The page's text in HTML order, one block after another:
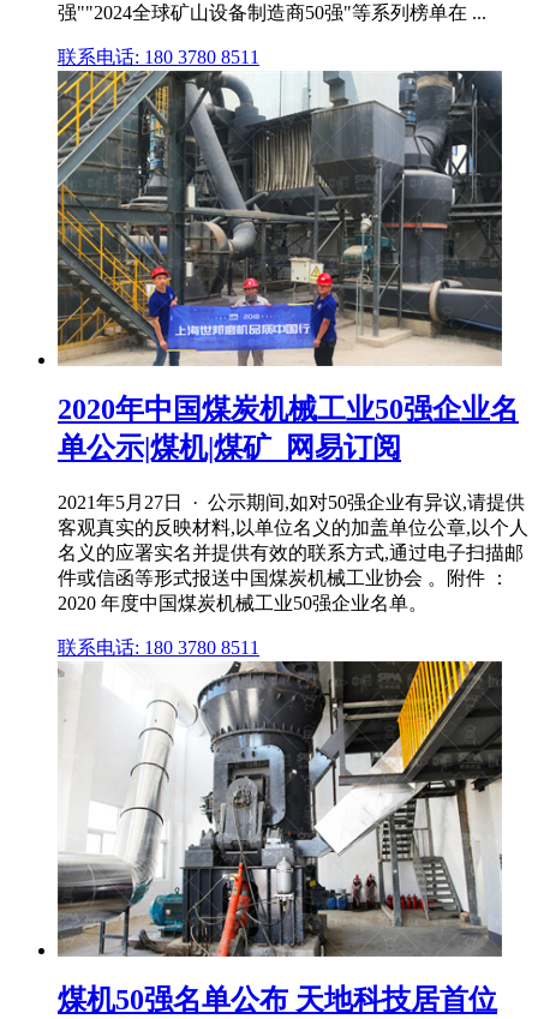
强""2024全球矿山设备制造商50强"等系列榜单在 ...
联系电话: 180 3780 8511
2020年中国煤炭机械工业50强企业名
单公示|煤机|煤矿_网易订阅
2021年5月27日 · 公示期间,如对50强企业有异议,请提供
客观真实的反映材料,以单位名义的加盖单位公章,以个人
名义的应署实名并提供有效的联系方式,通过电子扫描邮
件或信函等形式报送中国煤炭机械工业协会 。附件 ：
2020 年度中国煤炭机械工业50强企业名单。
联系电话: 180 3780 8511
煤机50强名单公布 天地科技居首位